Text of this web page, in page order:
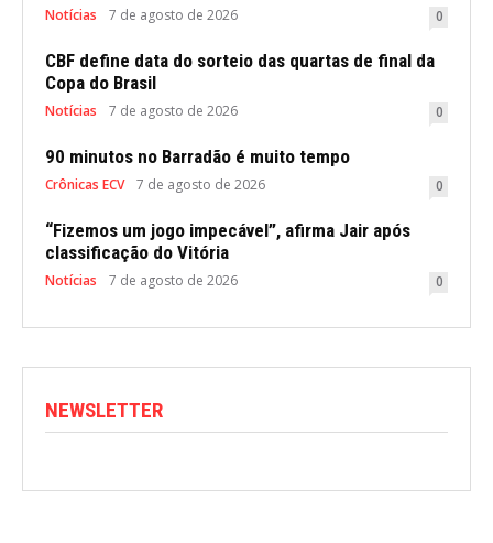
Notícias 7 de agosto de 2026 0
CBF define data do sorteio das quartas de final da
Copa do Brasil
Notícias 7 de agosto de 2026 0
90 minutos no Barradão é muito tempo
Crônicas ECV 7 de agosto de 2026 0
“Fizemos um jogo impecável”, afirma Jair após
classificação do Vitória
Notícias 7 de agosto de 2026 0
NEWSLETTER